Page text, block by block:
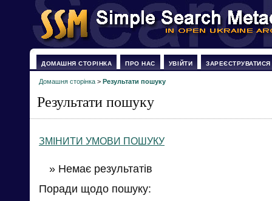
ДОМАШНЯ СТОРІНКА ПРО НАС УВІЙТИ ЗАРЕЄСТРУВАТИСЯ
Домашня сторінка > Результати пошуку
Результати пошуку
ЗМІНИТИ УМОВИ ПОШУКУ
» Немає результатів
Поради щодо пошуку: